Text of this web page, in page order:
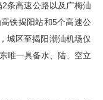
高速公路以及广梅汕
铁揭阳站和5个高速公
城区至揭阳潮汕机场仅
唯一具备水、陆、空立